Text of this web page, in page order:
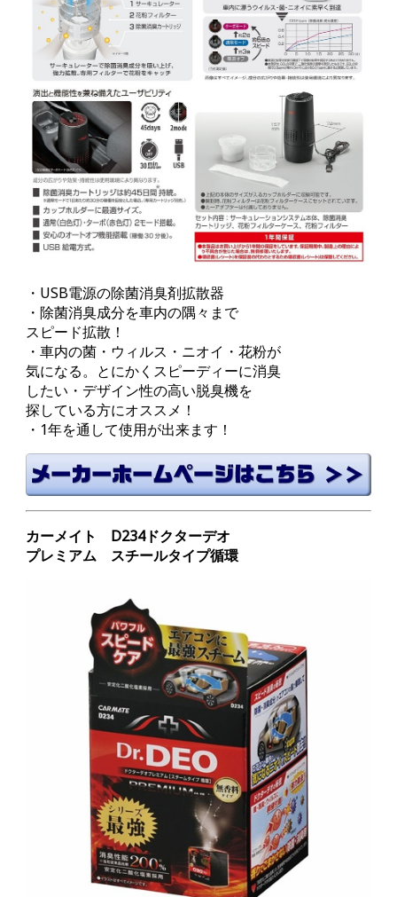
・USB電源の除菌消臭剤拡散器
・除菌消臭成分を車内の隅々まで
スピード拡散！
・車内の菌・ウィルス・ニオイ・花粉が
気になる。とにかくスピーディーに消臭
したい・デザイン性の高い脱臭機を
探している方にオススメ！
・1年を通して使用が出来ます！
カーメイト D234ドクターデオ
プレミアム スチールタイプ循環